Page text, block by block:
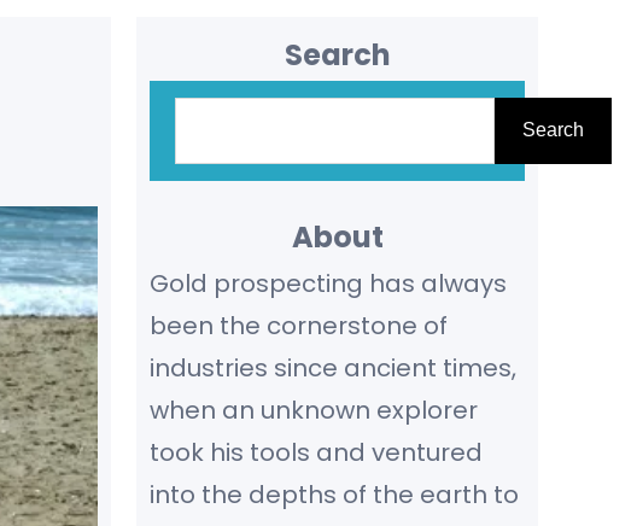
Search
a
c
h
Search
About
Gold prospecting has always
been the cornerstone of
industries since ancient times,
when an unknown explorer
took his tools and ventured
into the depths of the earth to